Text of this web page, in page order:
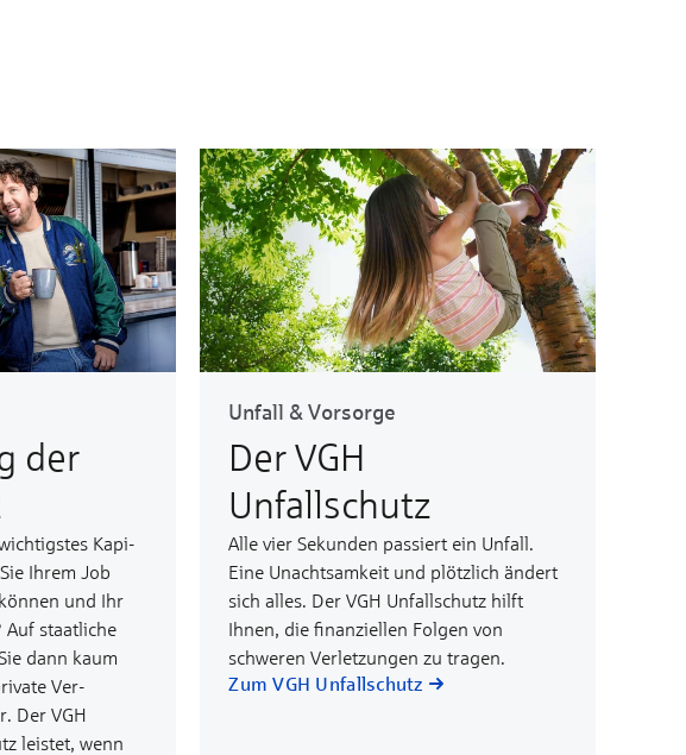
der
Kapi­
Ihrem Job
und Ihr
Auf staat­liche
dann kaum
Ver­
Der VGH
leistet, wenn
Unfall & Vorsorge
Der VGH
Unfallschutz
Alle vier Sekunden passiert ein Unfall.
Eine Un­acht­samkeit und plötz­lich ändert
sich alles. Der VGH Unfall­schutz hilft
Ihnen, die finan­ziellen Folgen von
schweren Ver­letz­ungen zu tra­gen.
Zum VGH Unfallschutz